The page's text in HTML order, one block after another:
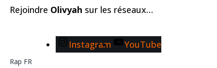
Rejoindre Olivyah sur les réseaux…
Instagram YouTube
Rap FR